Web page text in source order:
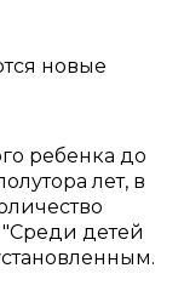
новые
ребенка до
лет, в
"Среди детей